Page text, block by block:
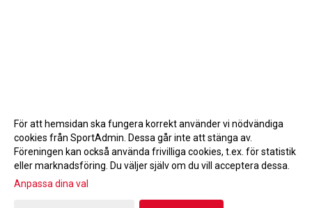
Gå till Webbversion
För att hemsidan ska fungera korrekt använder vi nödvändiga
cookies från SportAdmin. Dessa går inte att stänga av.
Föreningen kan också använda frivilliga cookies, t.ex. för statistik
eller marknadsföring. Du väljer själv om du vill acceptera dessa.
Anpassa dina val